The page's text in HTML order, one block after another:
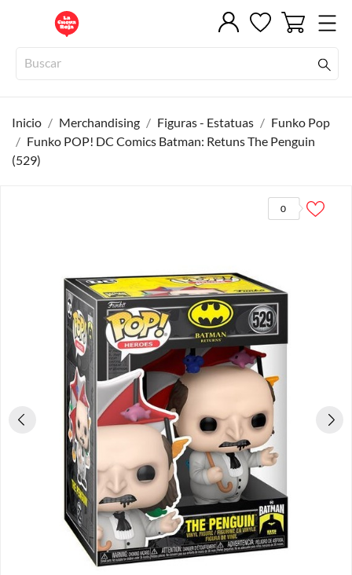
Inicio Merchandising Figuras - Estatuas
Funko Pop
Funko POP! DC Comics Batman: Retuns The Penguin
(529)
0